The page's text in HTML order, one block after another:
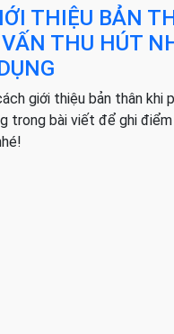
THIỆU BẢN
THU HÚT
giới thiệu bản thân khi
trong bài viết để ghi điểm